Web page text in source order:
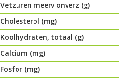
Vetzuren meerv onverz (g)
Cholesterol (mg)
Koolhydraten, totaal (g)
Calcium (mg)
Fosfor (mg)